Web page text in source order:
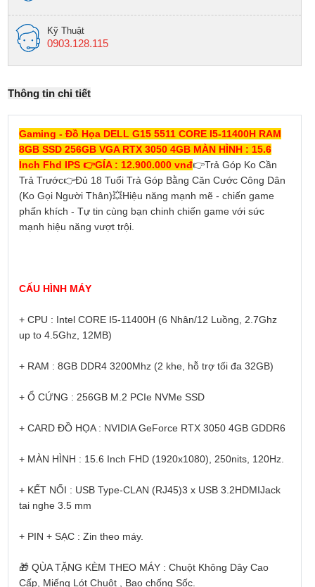
Kỹ Thuật
0903.128.115
Thông tin chi tiết
Gaming - Đồ Họa DELL G15 5511 CORE I5-11400H RAM
8GB SSD 256GB VGA RTX 3050 4GB MÀN HÌNH : 15.6
Inch Fhd IPS 👉GÍA : 12.900.000 vnđ👉Trả Góp Ko Cần
Trả Trước👉Đủ 18 Tuổi Trả Góp Bằng Căn Cước Công Dân
(Ko Gọi Người Thân)💥Hiệu năng mạnh mẽ - chiến game
phấn khích - Tự tin cùng bạn chinh chiến game với sức
mạnh hiệu năng vượt trội.
CẤU HÌNH MÁY
+ CPU : Intel CORE I5-11400H (6 Nhân/12 Luồng, 2.7Ghz
up to 4.5Ghz, 12MB)
+ RAM : 8GB DDR4 3200Mhz (2 khe, hỗ trợ tối đa 32GB)
+ Ổ CỨNG : 256GB M.2 PCIe NVMe SSD
+ CARD ĐỒ HỌA : NVIDIA GeForce RTX 3050 4GB GDDR6
+ MÀN HÌNH : 15.6 Inch FHD (1920x1080), 250nits, 120Hz.
+ KẾT NỐI : USB Type-CLAN (RJ45)3 x USB 3.2HDMIJack
tai nghe 3.5 mm
+ PIN + SẠC : Zin theo máy.
🎁QÙA TẶNG KÈM THEO MÁY : Chuột Không Dây Cao
Cấp, Miếng Lót Chuột , Bao chống Sốc.